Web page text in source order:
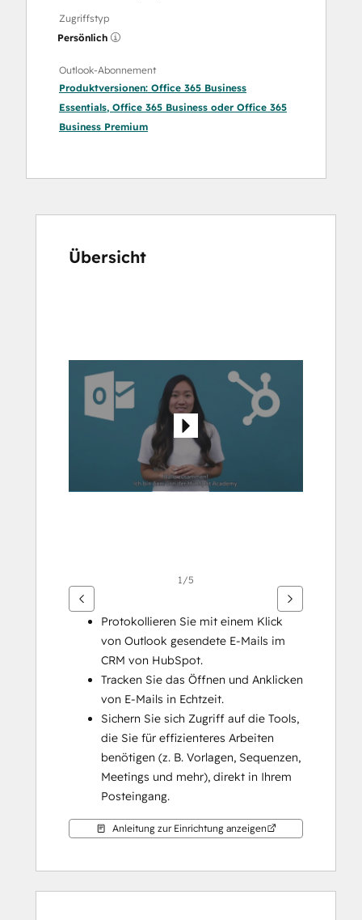
Zugriffstyp
Persönlich
Outlook-Abonnement
Produktversionen: Office 365 Business
Essentials, Office 365 Business oder Office 365
Business Premium
Übersicht
andere
Elemente
anzuzeigen
1/5
Protokollieren Sie mit einem Klick
von Outlook gesendete E-Mails im
CRM von HubSpot.
Tracken Sie das Öffnen und Anklicken
von E-Mails in Echtzeit.
Sichern Sie sich Zugriff auf die Tools,
die Sie für effizienteres Arbeiten
benötigen (z. B. Vorlagen, Sequenzen,
Meetings und mehr), direkt in Ihrem
Posteingang.
Anleitung zur Einrichtung anzeigen